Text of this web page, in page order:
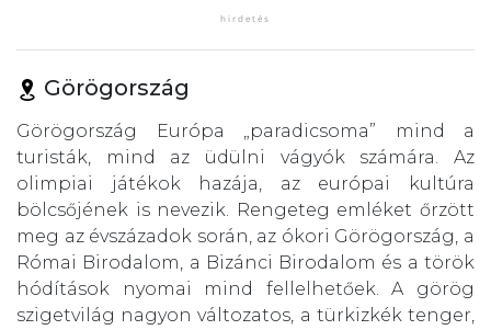
Görögország
Görögország Európa „paradicsoma” mind a
turisták, mind az üdülni vágyók számára. Az
olimpiai játékok hazája, az európai kultúra
bölcsőjének is nevezik. Rengeteg emléket őrzött
meg az évszázadok során, az ókori Görögország, a
Római Birodalom, a Bizánci Birodalom és a török
hódítások nyomai mind fellelhetőek. A görög
szigetvilág nagyon változatos, a türkizkék tenger,